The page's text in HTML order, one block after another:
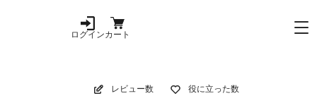
ログインカート
レビュー数 役に立った数